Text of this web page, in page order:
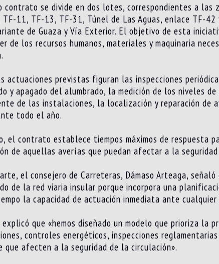
contrato se divide en dos lotes, correspondientes a
11, TF-13, TF-31, Túnel de Las Aguas, enlace TF-
de Guaza y Vía Exterior. El objetivo de esta
de los recursos humanos, materiales y maquinaria
actuaciones previstas figuran las inspecciones
y apagado del alumbrado, la medición de los niveles
de las instalaciones, la localización y reparación
todo el año.
el contrato establece tiempos máximos de respuesta
de aquellas averías que puedan afectar a la
el consejero de Carreteras, Dámaso Arteaga,
de la red viaria insular porque incorpora una
la capacidad de actuación inmediata ante cualquier
que «hemos diseñado un modelo que prioriza la
controles energéticos, inspecciones
que afecten a la seguridad de la circulación».